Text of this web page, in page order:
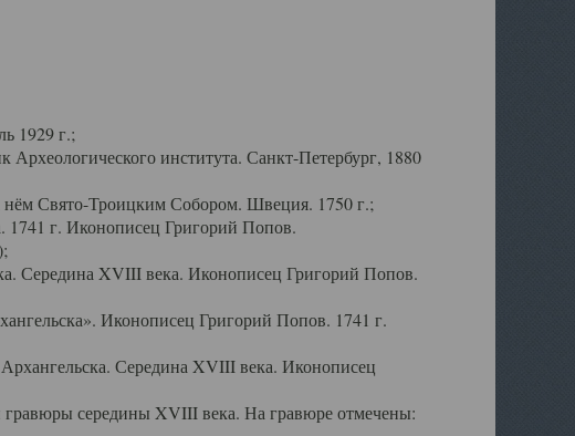
1929 г.;
института. Санкт-Петербург, 1880
Свято-Троицким Собором. Швеция. 1750 г.;
г. Иконописец Григорий Попов.
Середина XVIII века. Иконописец Григорий Попов.
Иконописец Григорий Попов. 1741 г.
Середина XVIII века. Иконописец
середины XVIII века. На гравюре отмечены: